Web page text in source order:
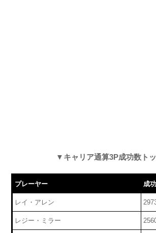
▼キャリア通算3P成功数ト
プレーヤー 成
レイ・アレン
レジー・ミラー